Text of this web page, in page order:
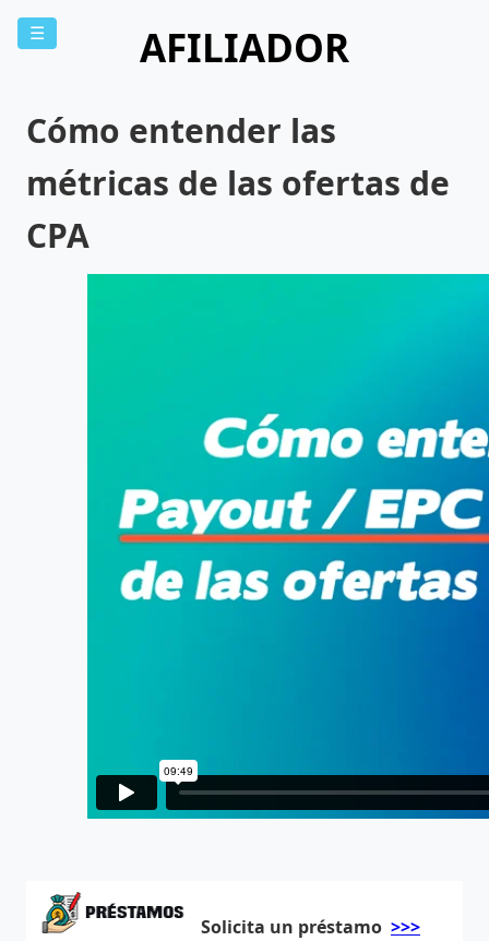
☰ AFILIADOR
Cómo entender las
métricas de las ofertas de
CPA
Solicita un préstamo >>>